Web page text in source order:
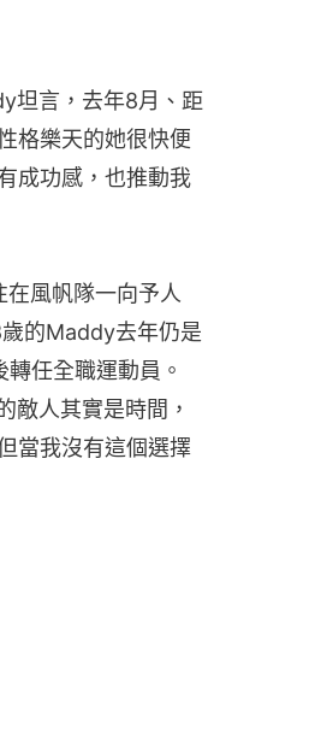
坦言，去年8月、距
格樂天的她很快便
成功感，也推動我
在風帆隊一向予人
的Maddy去年仍是
任全職運動員。
敵人其實是時間，
當我沒有這個選擇